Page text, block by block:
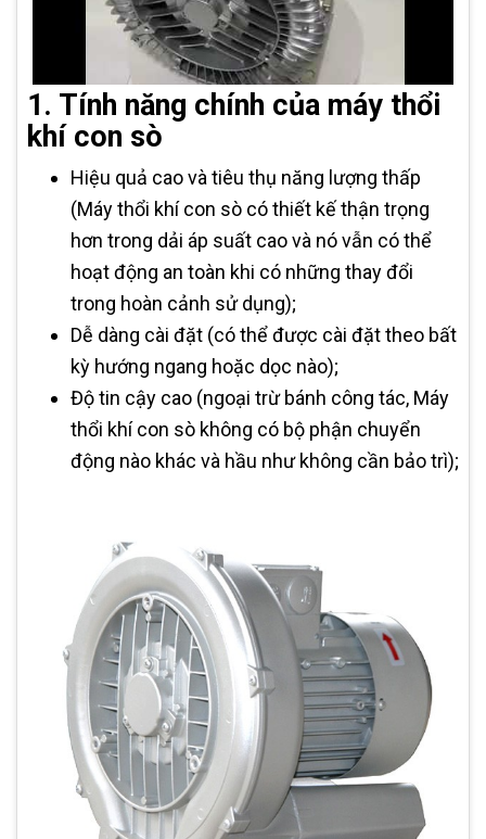
1. Tính năng chính của máy thổi
khí con sò
Hiệu quả cao và tiêu thụ năng lượng thấp
(Máy thổi khí con sò có thiết kế thận trọng
hơn trong dải áp suất cao và nó vẫn có thể
hoạt động an toàn khi có những thay đổi
trong hoàn cảnh sử dụng);
Dễ dàng cài đặt (có thể được cài đặt theo bất
kỳ hướng ngang hoặc dọc nào);
Độ tin cậy cao (ngoại trừ bánh công tác, Máy
thổi khí con sò không có bộ phận chuyển
động nào khác và hầu như không cần bảo trì);